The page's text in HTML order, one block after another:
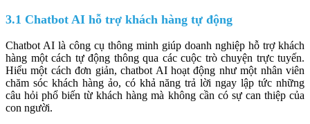
3.1 Chatbot AI hỗ trợ khách hàng tự động
Chatbot AI là công cụ thông minh giúp doanh nghiệp hỗ trợ khách
hàng một cách tự động thông qua các cuộc trò chuyện trực tuyến.
Hiểu một cách đơn giản, chatbot AI hoạt động như một nhân viên
chăm sóc khách hàng ảo, có khả năng trả lời ngay lập tức những
câu hỏi phổ biến từ khách hàng mà không cần có sự can thiệp của
con người.